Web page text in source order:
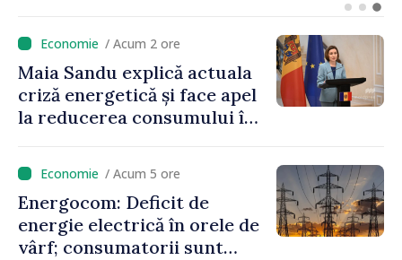
/ Acum 2 ore
Maia Sandu explică actuala
criză energetică și face apel
la reducerea consumului în
putem menține prețurile la
un nivel mai mic”
/ Acum 5 ore
Energocom: Deficit de
energie electrică în orele de
vârf; consumatorii sunt